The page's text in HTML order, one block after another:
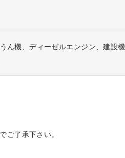
ん機、ディーゼルエンジン、建設機
ご了承下さい。